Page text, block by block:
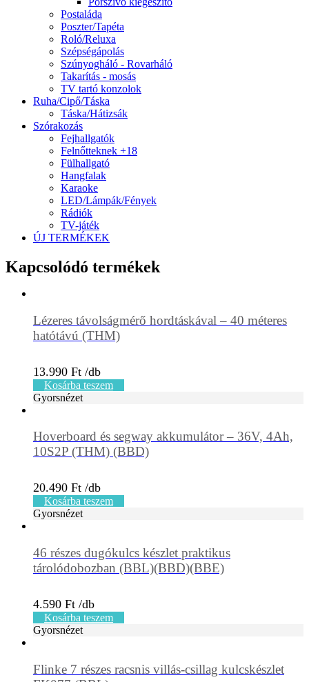
Postaláda
Poszter/Tapéta
Roló/Reluxa
Szépségápolás
Szúnyogháló - Rovarháló
Takarítás - mosás
TV tartó konzolok
Ruha/Cipő/Táska
Táska/Hátizsák
Szórakozás
Fejhallgatók
Felnőtteknek +18
Fülhallgató
Hangfalak
Karaoke
LED/Lámpák/Fények
Rádiók
TV-játék
ÚJ TERMÉKEK
Kapcsolódó termékek
Lézeres távolságmérő hordtáskával – 40 méteres
hatótávú (THM)
13.990 Ft
Kosárba teszem
Gyorsnézet
Hoverboard és segway akkumulátor – 36V, 4Ah,
10S2P (THM) (BBD)
20.490 Ft
Kosárba teszem
Gyorsnézet
46 részes dugókulcs készlet praktikus
tárolódobozban (BBL)(BBD)(BBE)
4.590 Ft
Kosárba teszem
Gyorsnézet
Flinke 7 részes racsnis villás-csillag kulcskészlet